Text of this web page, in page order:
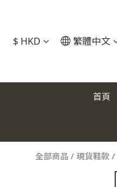
$ HKD 繁體中文
首頁
全部商品 / 現貨鞋款 /